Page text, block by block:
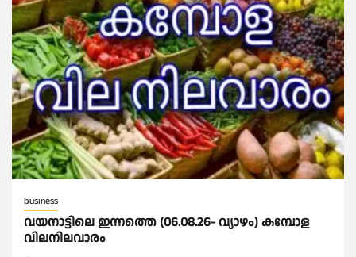
business
വയനാട്ടിലെ ഇന്നത്തെ (06.08.26- വ്യാഴം) കമ്പോള
വിലനിലവാരം